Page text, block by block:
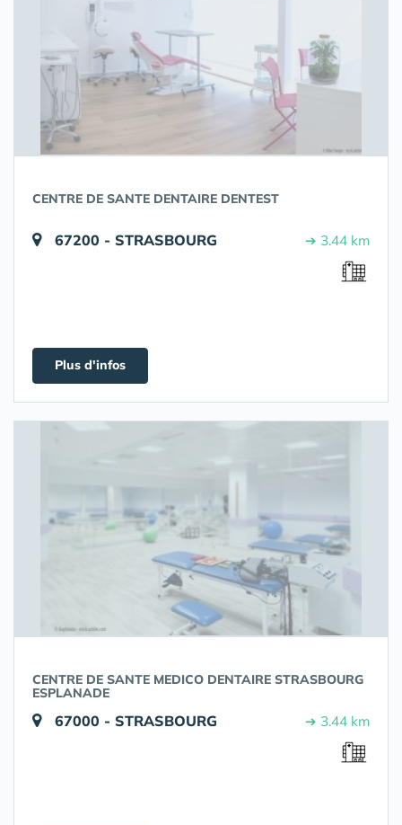
CENTRE DE SANTE DENTAIRE DENTEST
67200 - STRASBOURG ➔ 3.44 km
Plus d'infos
CENTRE DE SANTE MEDICO DENTAIRE STRASBOURG
ESPLANADE
67000 - STRASBOURG ➔ 3.44 km